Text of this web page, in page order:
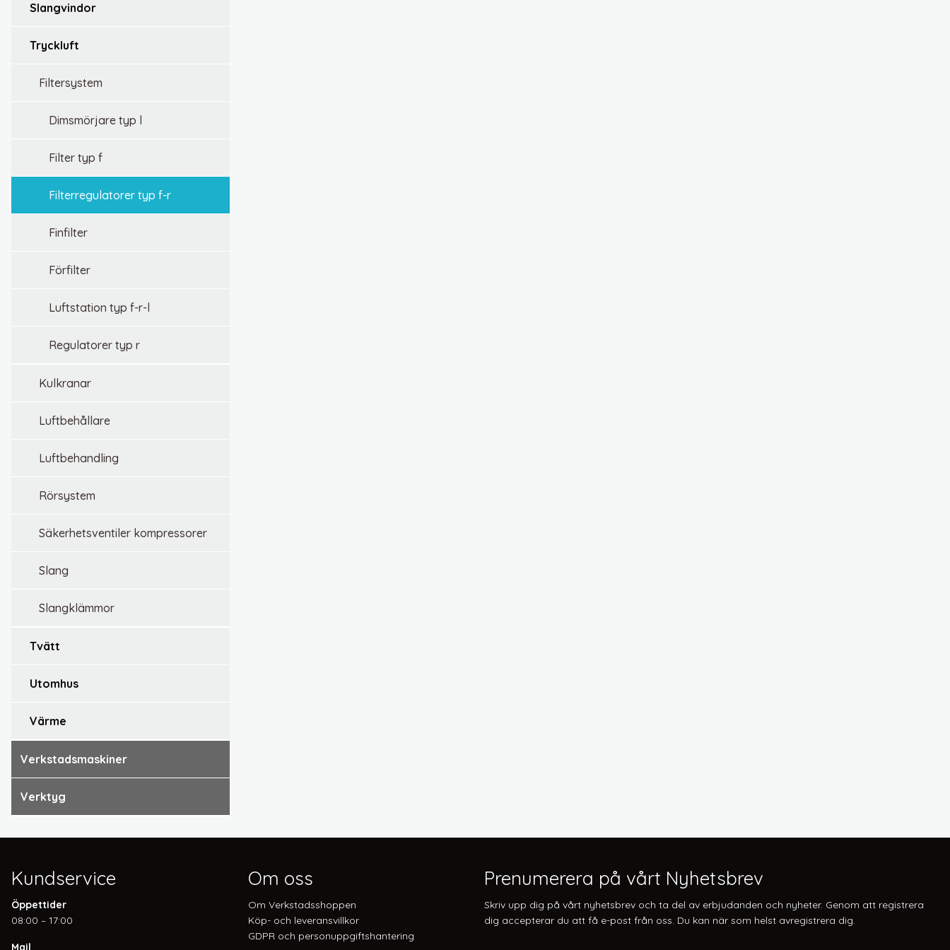
slangvindor
tryckluft
filtersystem
dimsmörjare typ l
filter typ f
filterregulatorer typ f-r
finfilter
förfilter
luftstation typ f-r-l
regulatorer typ r
kulkranar
luftbehållare
luftbehandling
rörsystem
säkerhetsventiler kompressorer
slang
slangklämmor
tvätt
utomhus
värme
verkstadsmaskiner
verktyg
Kundservice
Öppettider
08:00 – 17:00
Mail
Om oss
Om Verkstadsshoppen
Köp- och leveransvillkor
GDPR och personuppgiftshantering
Prenumerera på vårt Nyhetsbrev
Skriv upp dig på vårt nyhetsbrev och ta del av erbjudanden och nyheter. Genom att registrera
dig accepterar du att få e-post från oss. Du kan när som helst avregistrera dig.